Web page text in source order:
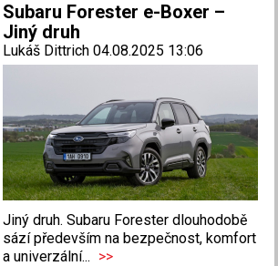
Subaru Forester e-Boxer –
Jiný druh
Lukáš Dittrich 04.08.2025 13:06
Jiný druh. Subaru Forester dlouhodobě
sází především na bezpečnost, komfort
a univerzální... >>